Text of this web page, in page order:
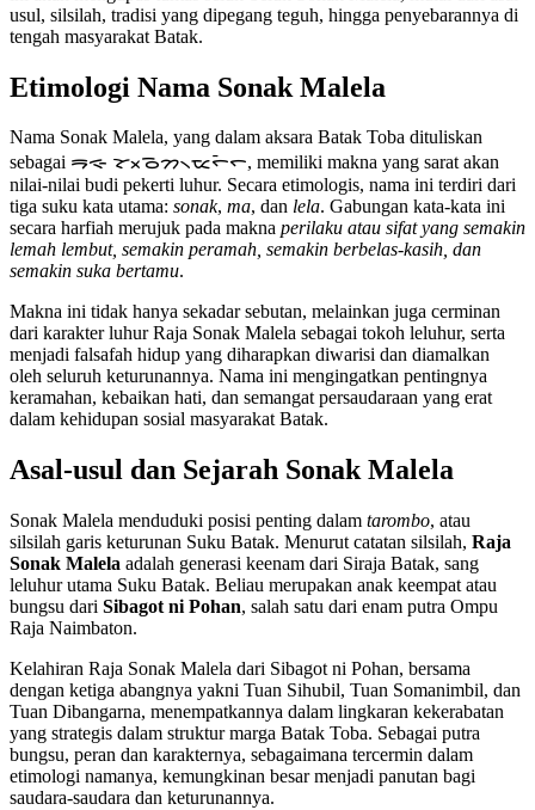
usul, silsilah, tradisi yang dipegang teguh, hingga penyebarannya di
tengah masyarakat Batak.
Etimologi Nama Sonak Malela
Nama Sonak Malela, yang dalam aksara Batak Toba dituliskan
sebagai ᯒᯐ ᯘᯬᯉᯂ᯲ᯔᯞᯩᯞ, memiliki makna yang sarat akan
nilai-nilai budi pekerti luhur. Secara etimologis, nama ini terdiri dari
tiga suku kata utama: sonak, ma, dan lela. Gabungan kata-kata ini
secara harfiah merujuk pada makna perilaku atau sifat yang semakin
lemah lembut, semakin peramah, semakin berbelas-kasih, dan
semakin suka bertamu.
Makna ini tidak hanya sekadar sebutan, melainkan juga cerminan
dari karakter luhur Raja Sonak Malela sebagai tokoh leluhur, serta
menjadi falsafah hidup yang diharapkan diwarisi dan diamalkan
oleh seluruh keturunannya. Nama ini mengingatkan pentingnya
keramahan, kebaikan hati, dan semangat persaudaraan yang erat
dalam kehidupan sosial masyarakat Batak.
Asal-usul dan Sejarah Sonak Malela
Sonak Malela menduduki posisi penting dalam tarombo, atau
silsilah garis keturunan Suku Batak. Menurut catatan silsilah, Raja
Sonak Malela adalah generasi keenam dari Siraja Batak, sang
leluhur utama Suku Batak. Beliau merupakan anak keempat atau
bungsu dari Sibagot ni Pohan, salah satu dari enam putra Ompu
Raja Naimbaton.
Kelahiran Raja Sonak Malela dari Sibagot ni Pohan, bersama
dengan ketiga abangnya yakni Tuan Sihubil, Tuan Somanimbil, dan
Tuan Dibangarna, menempatkannya dalam lingkaran kekerabatan
yang strategis dalam struktur marga Batak Toba. Sebagai putra
bungsu, peran dan karakternya, sebagaimana tercermin dalam
etimologi namanya, kemungkinan besar menjadi panutan bagi
saudara-saudara dan keturunannya.